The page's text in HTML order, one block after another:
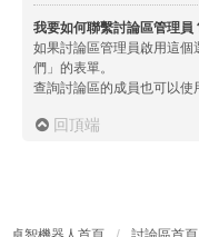
我要如何聯繫討論區管理員
如果討論區管理員啟用這
們」的表單。
查詢討論區的成員也可以使
回頂端